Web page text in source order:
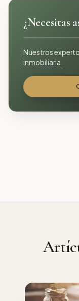
¿Necesitas
Nuestros
inmobiliaria.